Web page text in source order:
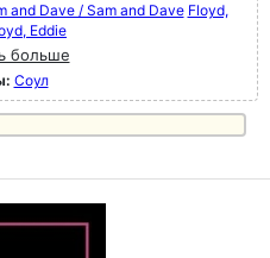
and Dave / Sam and Dave Floyd,
Eddie
больше
Соул